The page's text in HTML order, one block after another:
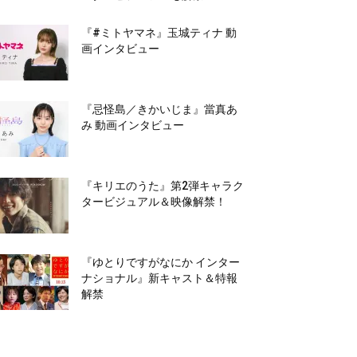
『#ミトヤマネ』玉城ティナ 動
画インタビュー
『忌怪島／きかいじま』當真あ
み 動画インタビュー
『キリエのうた』第2弾キャラク
タービジュアル＆映像解禁！
『ゆとりですがなにか インター
ナショナル』新キャスト＆特報
解禁